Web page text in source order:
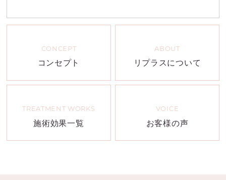
CONCEPT
コンセプト
ABOUT
リプラスについて
TREATMENT WORKS
施術効果一覧
VOICE
お客様の声